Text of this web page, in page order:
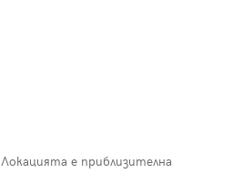
Локацията е приблизителна